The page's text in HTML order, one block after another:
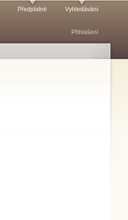
Předplatné Vyhledávání
Přihlášení